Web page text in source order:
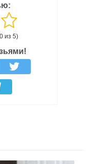
из 5)